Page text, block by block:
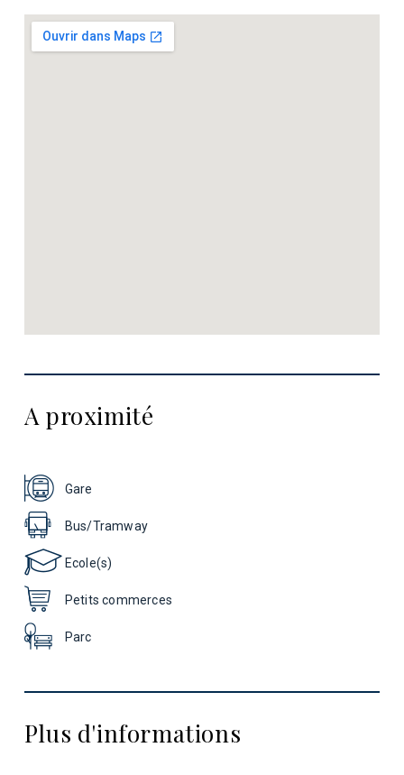
A proximité
Gare
Bus/Tramway
Ecole(s)
Petits commerces
Parc
Plus d'informations